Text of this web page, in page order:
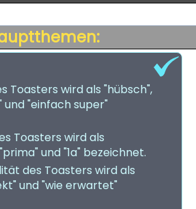
Toasters wird als "hübsch",
und "einfach super"
Toasters wird als
und "1a" bezeichnet.
des Toasters wird als
und "wie erwartet"